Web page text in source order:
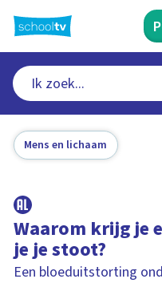
naar
hoofdinhoud
Mens en lichaam
Waarom krijg je
je je stoot?
Een bloeduitstorting